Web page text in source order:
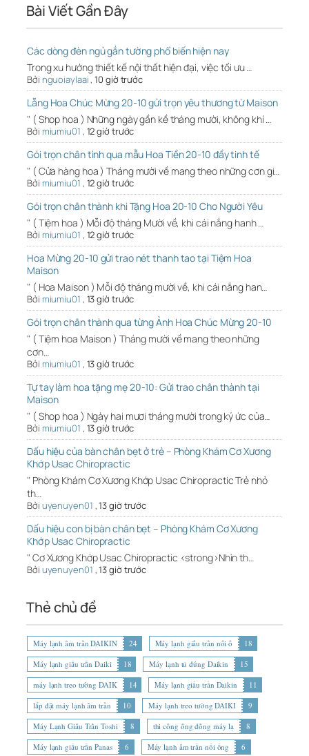
Bài Viết Gần Đây
Các dòng đèn ngủ gắn tường phổ biến hiện nay
Trong xu hướng thiết kế nội thất hiện đại, việc tối ưu …
Bởi nguoiaylaai,10 giờ trước
Lẵng Hoa Chúc Mừng 20-10 gửi trọn yêu thương từ Maison
" ( Shop hoa ) Những ngày gần kề tháng mười, không khí …
Bởi miumiu01 , 12 giờ trước
Gói trọn chân tình qua mẫu Hoa Tiền 20-10 đầy tinh tế
" ( Cửa hàng hoa ) Tháng mười về mang theo những cơn gi…
Bởi miumiu01 , 12 giờ trước
Gói trọn chân thành khi Tặng Hoa 20-10 Cho Người Yêu
" ( Tiệm hoa ) Mỗi độ tháng Mười về, khi cái nắng hanh …
Bởi miumiu01 , 12 giờ trước
Hoa Mừng 20-10 gửi trao nét thanh tao tại Tiệm Hoa
Maison
" ( Hoa Maison ) Mỗi độ tháng mười về, khi cái nắng han…
Bởi miumiu01 , 13 giờ trước
Gói trọn chân thành qua từng Ảnh Hoa Chúc Mừng 20-10
" ( Tiệm hoa Maison ) Tháng mười về mang theo những
cơn…
Bởi miumiu01 , 13 giờ trước
Tự tay làm hoa tặng mẹ 20-10: Gửi trao chân thành tại
Maison
" ( Shop hoa ) Ngày hai mươi tháng mười trong ký ức của…
Bởi miumiu01 , 13 giờ trước
Dấu hiệu của bàn chân bẹt ở trẻ – Phòng Khám Cơ Xương
Khớp Usac Chiropractic
" Phòng Khám Cơ Xương Khớp Usac Chiropractic Trẻ nhỏ
th…
Bởi uyenuyen01 ,13 giờ trước
Dấu hiệu con bị bàn chân bẹt – Phòng Khám Cơ Xương
Khớp Usac Chiropractic
" Cơ Xương Khớp Usac Chiropractic <strong>Nhìn th…
Bởi uyenuyen01 ,13 giờ trước
Thẻ chủ đề
Máy lạnh âm trần DAIKIN 24 Máy lạnh giấu trần nối ố
18
Máy lạnh giấu trần Daiki
18 Máy lạnh tủ đứng Daikin
15
máy lạnh treo tường DAIK
14 Máy lạnh giấu trần Daikin
11
lắp đặt máy lạnh âm trần
10 Máy lạnh treo tường DAIKI
9
Máy Lạnh Giấu Trần Toshi
8 thi công ống đồng máy lạ
8
Máy lạnh giấu trần Panas
6 Máy lạnh âm trần nối ống 6